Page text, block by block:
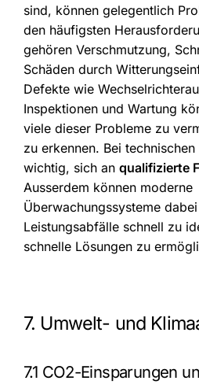
sind, können gelegentlich
den häufigsten
gehören Verschmutzung,
Schäden durch
Defekte wie
Inspektionen und Wartung
viele dieser Probleme zu
zu erkennen. Bei
wichtig, sich an qualifizierte
Ausserdem können moderne
Überwachungssysteme
Leistungsabfälle schnell zu
schnelle Lösungen zu
7. Umwelt- und
7.1 CO2-Einsparungen